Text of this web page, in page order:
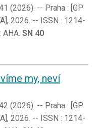
(2026). -- Praha : [GP
2026. -- ISSN : 1214-
SN 40
my, neví
(2026). -- Praha : [GP
2026. -- ISSN : 1214-